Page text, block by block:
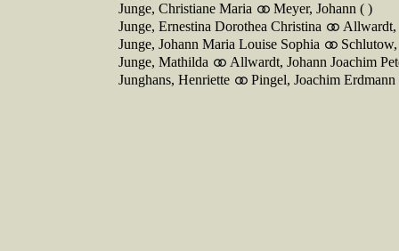
Junge, Christiane Maria
Meyer, Johann ( )
Junge, Ernestina Dorothea Christina
Allwardt,
Junge, Johann Maria Louise Sophia
Junge, Mathilda
Allwardt, Johann Joachim
Junghans, Henriette
Pingel, Joachim Erdmann